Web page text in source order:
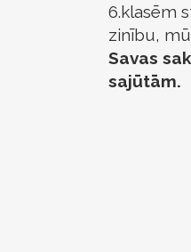
6.klasēm
zinību,
Savas
sajūtām.